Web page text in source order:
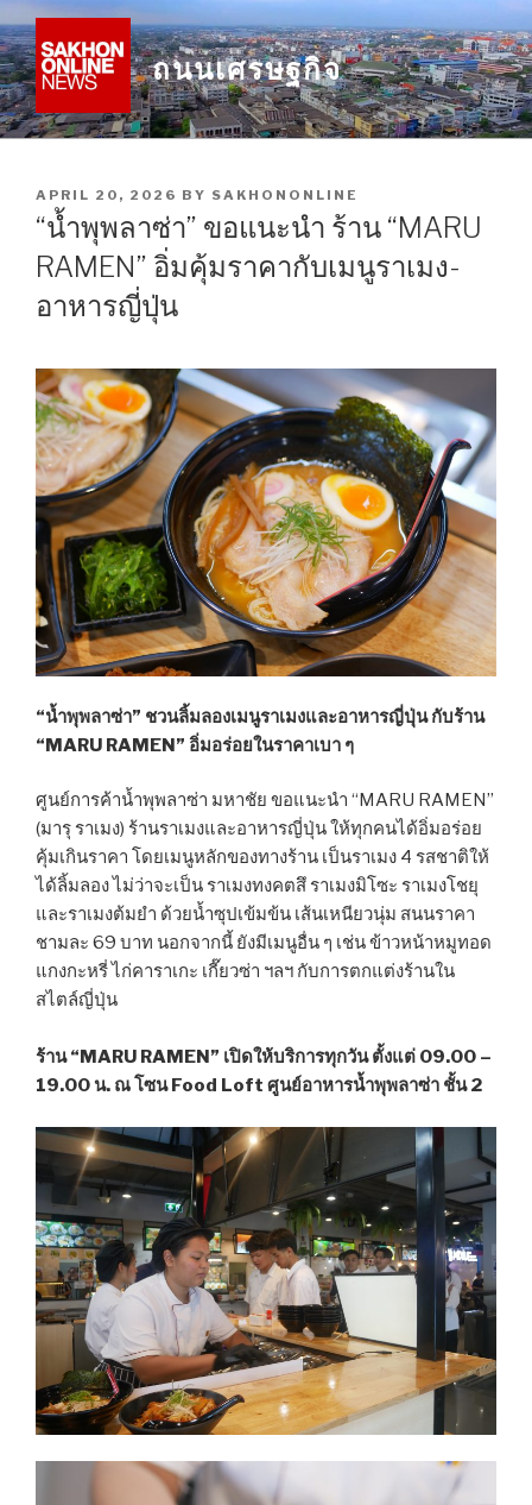
to
content
ถนนเศรษฐกิจ
POSTED
ON
APRIL 20, 2026 BY SAKHONONLINE
“น้ำพุพลาซ่า” ขอแนะนำ ร้าน “MARU
RAMEN” อิ่มคุ้มราคากับเมนูราเมง-
อาหารญี่ปุ่น
“น้ำพุพลาซ่า” ชวนลิ้มลองเมนูราเมงและอาหารญี่ปุ่น กับร้าน
“MARU RAMEN” อิ่มอร่อยในราคาเบา ๆ
ศูนย์การค้าน้ำพุพลาซ่า มหาชัย ขอแนะนำ “MARU RAMEN”
(มารุ ราเมง) ร้านราเมงและอาหารญี่ปุ่น ให้ทุกคนได้อิ่มอร่อย
คุ้มเกินราคา โดยเมนูหลักของทางร้าน เป็นราเมง 4 รสชาติให้
ได้ลิ้มลอง ไม่ว่าจะเป็น ราเมงทงคตสึ ราเมงมิโซะ ราเมงโชยุ
และราเมงต้มยำ ด้วยน้ำซุปเข้มข้น เส้นเหนียวนุ่ม สนนราคา
ชามละ 69 บาท นอกจากนี้ ยังมีเมนูอื่น ๆ เช่น ข้าวหน้าหมูทอด
แกงกะหรี่ ไก่คาราเกะ เกี๊ยวซ่า ฯลฯ กับการตกแต่งร้านใน
สไตล์ญี่ปุ่น
ร้าน “MARU RAMEN” เปิดให้บริการทุกวัน ตั้งแต่ 09.00 –
19.00 น. ณ โซน Food Loft ศูนย์อาหารน้ำพุพลาซ่า ชั้น 2